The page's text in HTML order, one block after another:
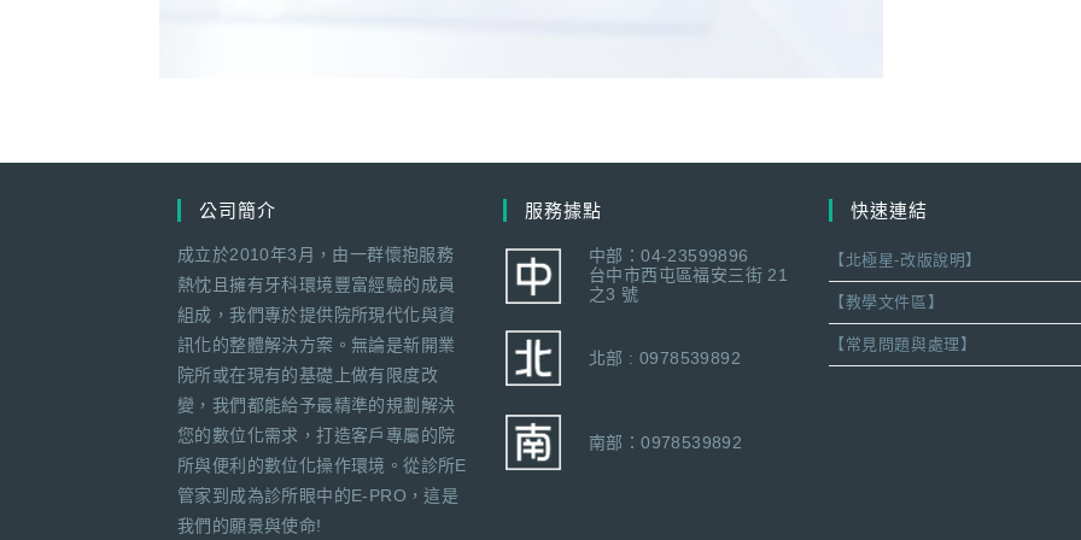
公司簡介
成立於2010年3月，由一群懷抱服務
熱忱且擁有牙科環境豐富經驗的成員
組成，我們專於提供院所現代化與資
訊化的整體解決方案。無論是新開業
院所或在現有的基礎上做有限度改
變，我們都能給予最精準的規劃解決
您的數位化需求，打造客戶專屬的院
所與便利的數位化操作環境。從診所E
管家到成為診所眼中的E-PRO，這是
我們的願景與使命!
服務據點
中部：04-23599896
台中市西屯區福安三街 21
之3 號
北部 : 0978539892
南部：0978539892
快速連結
【北極星-改版說明】
【教學文件區】
【常見問題與處理】